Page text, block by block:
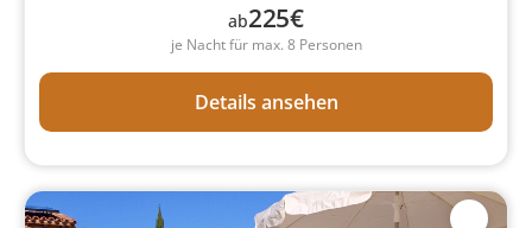
ab225€
je Nacht für max. 8 Personen
Details ansehen